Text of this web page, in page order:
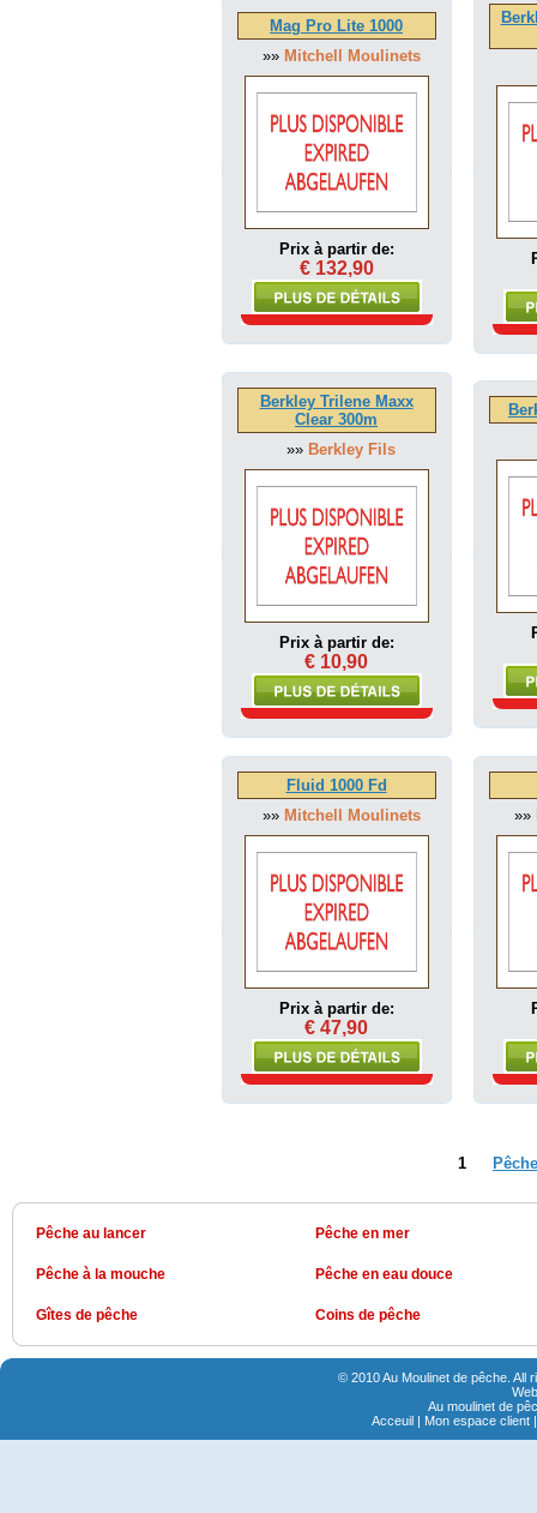
Mag Pro Lite 1000
»» Mitchell Moulinets
Prix à partir de:
€ 132,90
Berkley Trilene Maxx
Clear 300m
»» Berkley Fils
Prix à partir de:
€ 10,90
Fluid 1000 Fd
»» Mitchell Moulinets
Prix à partir de:
€ 47,90
»»
1
Pêche au lancer Pêche en mer
Pêche à la mouche Pêche en eau douce
Gîtes de pêche Coins de pêche
© 2010 Au Moulinet de pêche. All
Au moulinet de
Acceuil | Mon espace client